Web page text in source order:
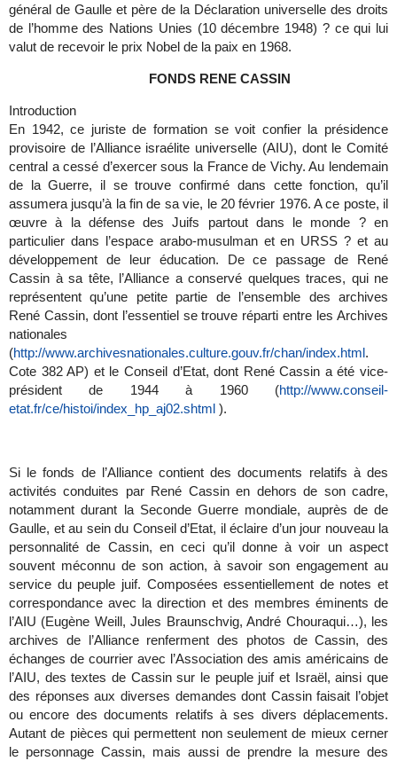
général de Gaulle et père de la Déclaration universelle des droits
de l’homme des Nations Unies (10 décembre 1948) ? ce qui lui
valut de recevoir le prix Nobel de la paix en 1968.
FONDS RENE CASSIN
Introduction
En 1942, ce juriste de formation se voit confier la présidence
provisoire de l’Alliance israélite universelle (AIU), dont le Comité
central a cessé d’exercer sous la France de Vichy. Au lendemain
de la Guerre, il se trouve confirmé dans cette fonction, qu’il
assumera jusqu’à la fin de sa vie, le 20 février 1976. A ce poste, il
œuvre à la défense des Juifs partout dans le monde ? en
particulier dans l’espace arabo-musulman et en URSS ? et au
développement de leur éducation. De ce passage de René
Cassin à sa tête, l’Alliance a conservé quelques traces, qui ne
représentent qu’une petite partie de l’ensemble des archives
René Cassin, dont l’essentiel se trouve réparti entre les Archives
nationales
(http://www.archivesnationales.culture.gouv.fr/chan/index.html.
Cote 382 AP) et le Conseil d’Etat, dont René Cassin a été vice-
président de 1944 à 1960 (http://www.conseil-
etat.fr/ce/histoi/index_hp_aj02.shtml ).
Si le fonds de l’Alliance contient des documents relatifs à des
activités conduites par René Cassin en dehors de son cadre,
notamment durant la Seconde Guerre mondiale, auprès de de
Gaulle, et au sein du Conseil d’Etat, il éclaire d’un jour nouveau la
personnalité de Cassin, en ceci qu’il donne à voir un aspect
souvent méconnu de son action, à savoir son engagement au
service du peuple juif. Composées essentiellement de notes et
correspondance avec la direction et des membres éminents de
l’AIU (Eugène Weill, Jules Braunschvig, André Chouraqui…), les
archives de l’Alliance renferment des photos de Cassin, des
échanges de courrier avec l’Association des amis américains de
l’AIU, des textes de Cassin sur le peuple juif et Israël, ainsi que
des réponses aux diverses demandes dont Cassin faisait l’objet
ou encore des documents relatifs à ses divers déplacements.
Autant de pièces qui permettent non seulement de mieux cerner
le personnage Cassin, mais aussi de prendre la mesure des